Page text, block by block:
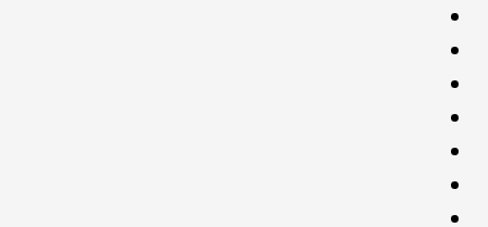
facebook
Twitter
youtube
Linkedin
instagram
snapchat
Telegram